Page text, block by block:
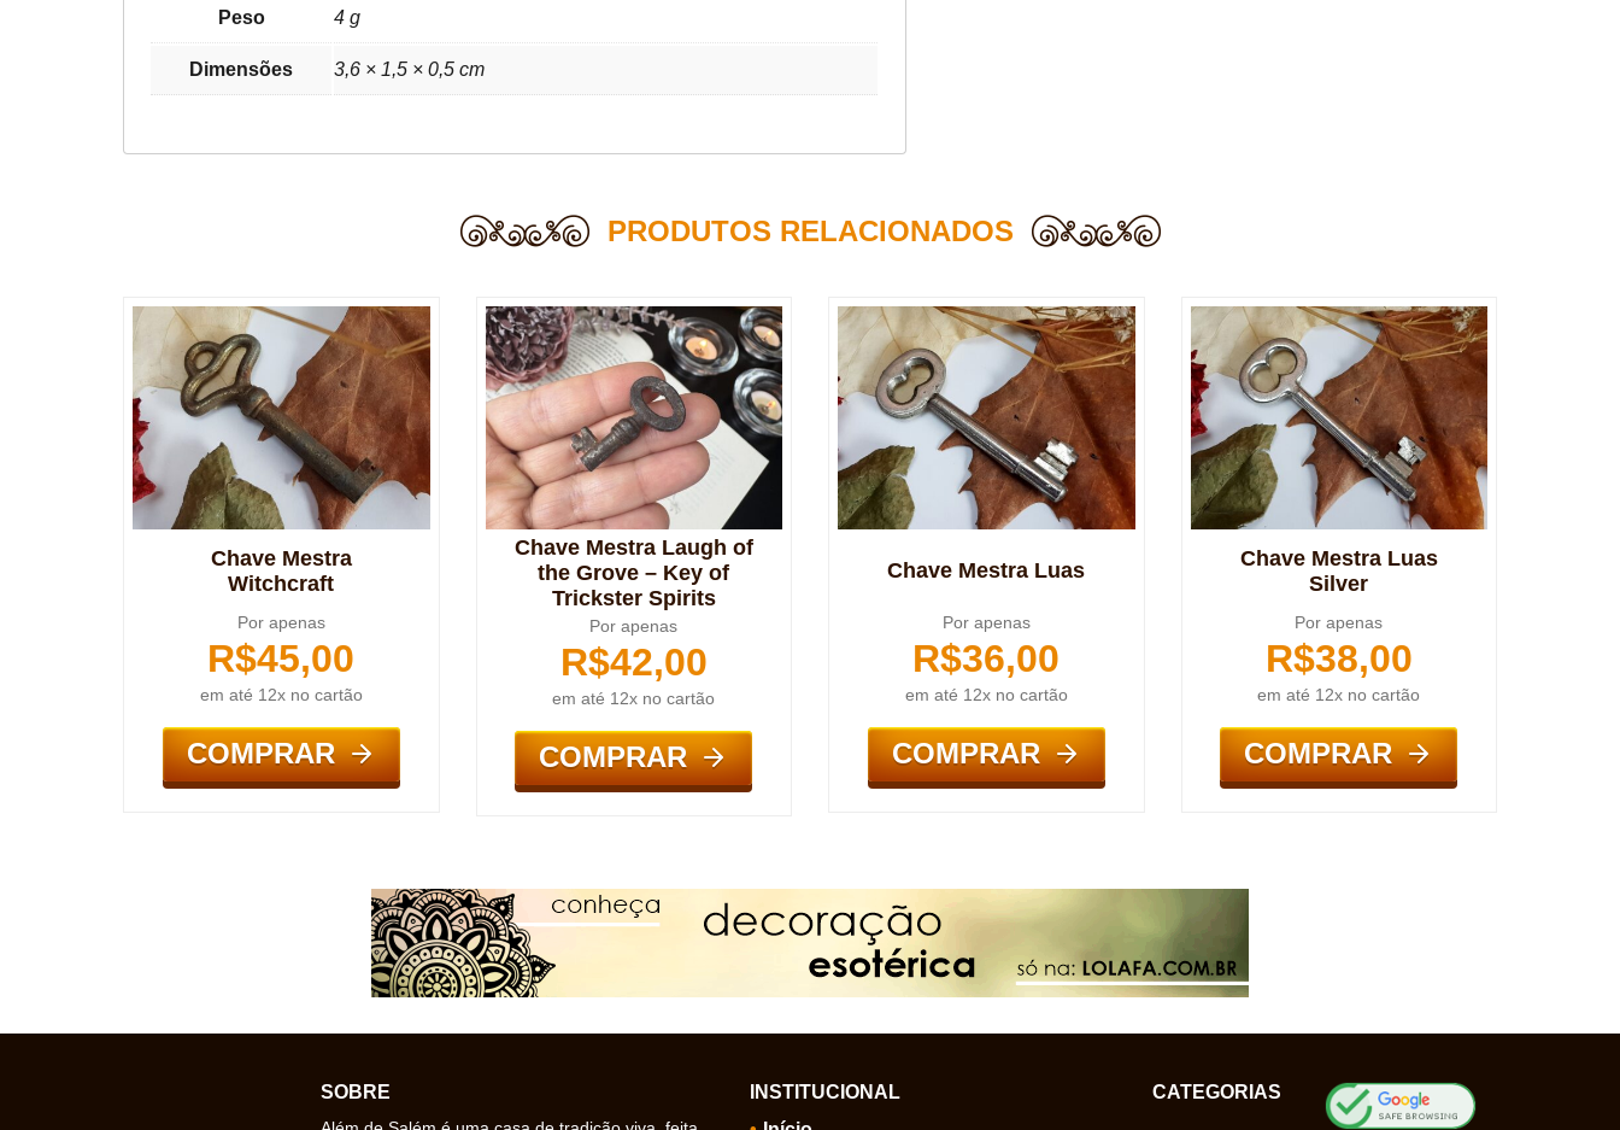
Peso 4 g
Dimensões 3,6 × 1,5 × 0,5 cm
PRODUTOS RELACIONADOS
Chave Mestra
Witchcraft
Por apenas
R$45,00
em até 12x no cartão
COMPRAR
Chave Mestra Laugh of
the Grove – Key of
Trickster Spirits
Por apenas
R$42,00
em até 12x no cartão
COMPRAR
Chave Mestra Luas
Por apenas
R$36,00
em até 12x no cartão
COMPRAR
Chave Mestra Luas
Silver
Por apenas
R$38,00
em até 12x no cartão
COMPRAR
SOBRE
INSTITUCIONAL
CATEGORIAS